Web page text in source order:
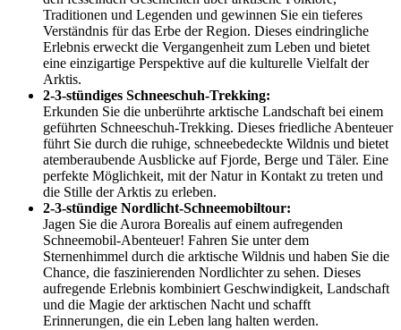
Traditionen und Legenden und gewinnen Sie ein tieferes
Verständnis für das Erbe der Region. Dieses eindringliche
Erlebnis erweckt die Vergangenheit zum Leben und bietet
eine einzigartige Perspektive auf die kulturelle Vielfalt der
Arktis.
2-3-stündiges Schneeschuh-Trekking:
Erkunden Sie die unberührte arktische Landschaft bei einem
geführten Schneeschuh-Trekking. Dieses friedliche Abenteuer
führt Sie durch die ruhige, schneebedeckte Wildnis und bietet
atemberaubende Ausblicke auf Fjorde, Berge und Täler. Eine
perfekte Möglichkeit, mit der Natur in Kontakt zu treten und
die Stille der Arktis zu erleben.
2-3-stündige Nordlicht-Schneemobiltour:
Jagen Sie die Aurora Borealis auf einem aufregenden
Schneemobil-Abenteuer! Fahren Sie unter dem
Sternenhimmel durch die arktische Wildnis und haben Sie die
Chance, die faszinierenden Nordlichter zu sehen. Dieses
aufregende Erlebnis kombiniert Geschwindigkeit, Landschaft
und die Magie der arktischen Nacht und schafft
Erinnerungen, die ein Leben lang halten werden.